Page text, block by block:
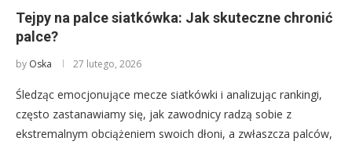
Tejpy na palce siatkówka: Jak skuteczne chronić
palce?
by Oska 27 lutego, 2026
Śledząc emocjonujące mecze siatkówki i analizując rankingi,
często zastanawiamy się, jak zawodnicy radzą sobie z
ekstremalnym obciążeniem swoich dłoni, a zwłaszcza palców,